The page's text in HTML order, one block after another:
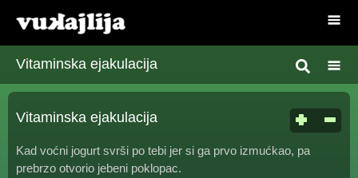
Vitaminska ejakulacija
Vitaminska ejakulacija
Kad voćni jogurt svrši po tebi jer si ga prvo izmućkao, pa
prebrzo otvorio jebeni poklopac.